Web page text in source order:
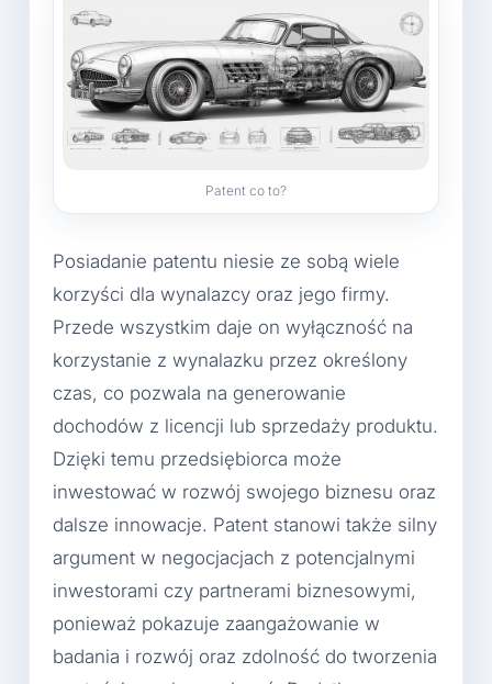
Patent co to?
Posiadanie patentu niesie ze sobą wiele
korzyści dla wynalazcy oraz jego firmy.
Przede wszystkim daje on wyłączność na
korzystanie z wynalazku przez określony
czas, co pozwala na generowanie
dochodów z licencji lub sprzedaży produktu.
Dzięki temu przedsiębiorca może
inwestować w rozwój swojego biznesu oraz
dalsze innowacje. Patent stanowi także silny
argument w negocjacjach z potencjalnymi
inwestorami czy partnerami biznesowymi,
ponieważ pokazuje zaangażowanie w
badania i rozwój oraz zdolność do tworzenia